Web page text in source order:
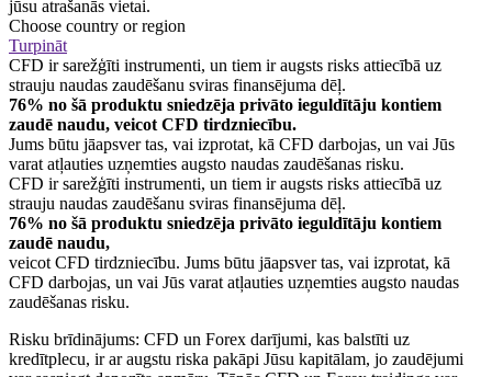
jūsu atrašanās vietai.
Choose country or region
Turpināt
CFD ir sarežģīti instrumenti, un tiem ir augsts risks attiecībā uz
strauju naudas zaudēšanu sviras finansējuma dēļ.
76% no šā produktu sniedzēja privāto ieguldītāju kontiem
zaudē naudu, veicot CFD tirdzniecību.
Jums būtu jāapsver tas, vai izprotat, kā CFD darbojas, un vai Jūs
varat atļauties uzņemties augsto naudas zaudēšanas risku.
CFD ir sarežģīti instrumenti, un tiem ir augsts risks attiecībā uz
strauju naudas zaudēšanu sviras finansējuma dēļ.
76% no šā produktu sniedzēja privāto ieguldītāju kontiem
zaudē naudu,
veicot CFD tirdzniecību. Jums būtu jāapsver tas, vai izprotat, kā
CFD darbojas, un vai Jūs varat atļauties uzņemties augsto naudas
zaudēšanas risku.
Risku brīdinājums: CFD un Forex darījumi, kas balstīti uz
kredītplecu, ir ar augstu riska pakāpi Jūsu kapitālam, jo zaudējumi